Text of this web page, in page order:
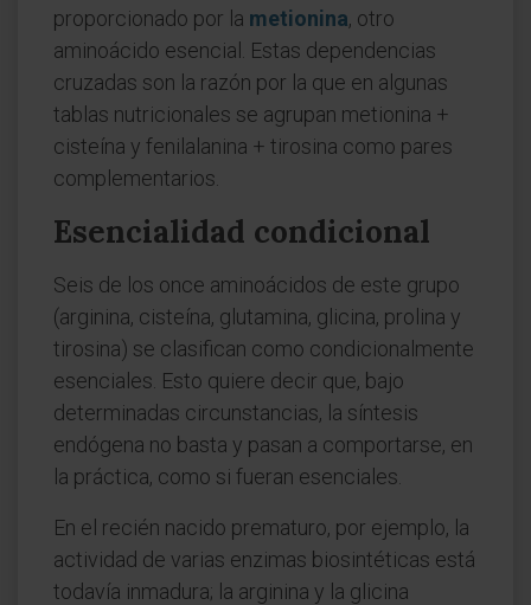
proporcionado por la metionina, otro
aminoácido esencial. Estas dependencias
cruzadas son la razón por la que en algunas
tablas nutricionales se agrupan metionina +
cisteína y fenilalanina + tirosina como pares
complementarios.
Esencialidad condicional
Seis de los once aminoácidos de este grupo
(arginina, cisteína, glutamina, glicina, prolina y
tirosina) se clasifican como condicionalmente
esenciales. Esto quiere decir que, bajo
determinadas circunstancias, la síntesis
endógena no basta y pasan a comportarse, en
la práctica, como si fueran esenciales.
En el recién nacido prematuro, por ejemplo, la
actividad de varias enzimas biosintéticas está
todavía inmadura; la arginina y la glicina